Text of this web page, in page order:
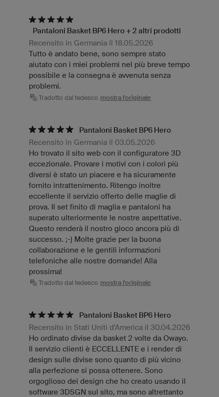
Pantaloni Basket BP6 Hero + 2 altri prodotti
Recensito in Germania il 18.05.2026
Tutto è andato bene, sono sempre stato
aiutato con i miei problemi nel più breve tempo
possibile e la consegna è avvenuta senza
problemi.
Tradotto dal tedesco mostra l'originale
Pantaloni Basket BP6 Hero
Recensito in Germania il 03.05.2026
Ho trovato il sito web con il configuratore 3D
eccezionale. Provare i motivi con i colori più
diversi è stato un piacere e ha sicuramente
fornito intrattenimento. Ritengo inoltre
eccellente il servizio offerto delle maglie di
prova. Il set finito di maglia e pantaloni ha
superato ulteriormente le nostre aspettative.
Questo renderà il nostro gioco ancora più di
successo. ;-) Molte grazie per la buona
collaborazione e le gentili informazioni
telefoniche alle nostre domande! Alla
prossima!
Tradotto dal tedesco mostra l'originale
Pantaloni Basket BP6 Hero
Recensito in Stati Uniti d'America il 30.04.2026
Ho ordinato divise da basket 2 volte da Owayo.
Il servizio clienti è ECCELLENTE e i render di
design sulle divise sono quanto di più vicino
alla perfezione si possa ottenere. Sono
orgoglioso dei design che ho creato usando il
software 3DSGN sul sito, ma sono altrettanto